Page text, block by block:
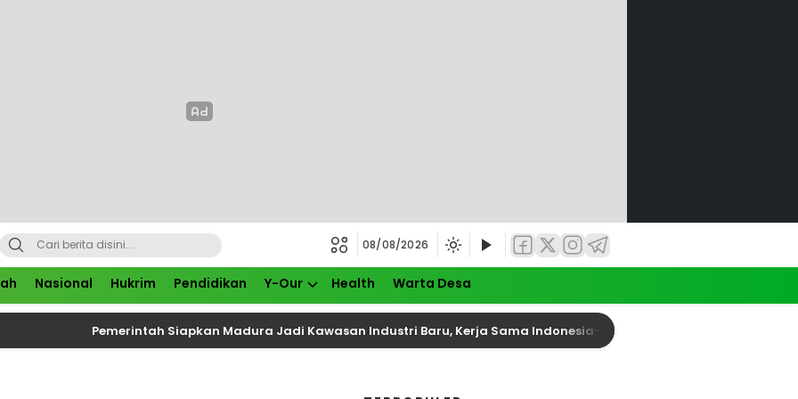
08/08/2026
Nasional Hukrim Pendidikan Y-Our Health Warta Desa
Pemerintah Siapkan Madura Jadi Kawasan Industri Baru, Kerja Sama Indonesia-Tiongkok Diperkuat